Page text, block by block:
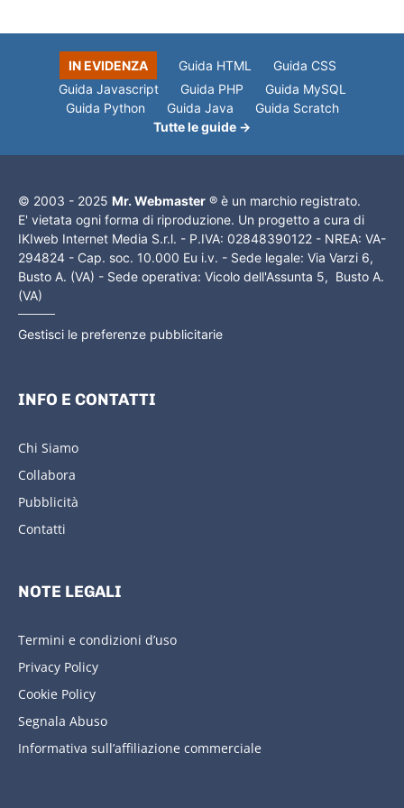
IN EVIDENZA Guida HTML
Guida CSS
Guida Javascript
Guida PHP
Guida MySQL
Guida Python
Guida Java
Guida Scratch
Tutte le guide →
© 2003 - 2025 Mr. Webmaster ® è un marchio registrato.
E' vietata ogni forma di riproduzione. Un progetto a cura di
IKIweb Internet Media S.r.l. - P.IVA: 02848390122 - NREA: VA-
294824 - Cap. soc. 10.000 Eu i.v. - Sede legale: Via Varzi 6,
Busto A. (VA) - Sede operativa: Vicolo dell'Assunta 5, Busto A.
(VA)
Gestisci le preferenze pubblicitarie
INFO E CONTATTI
Chi Siamo
Collabora
Pubblicità
Contatti
NOTE LEGALI
Termini e condizioni d’uso
Privacy Policy
Cookie Policy
Segnala Abuso
Informativa sull’affiliazione commerciale